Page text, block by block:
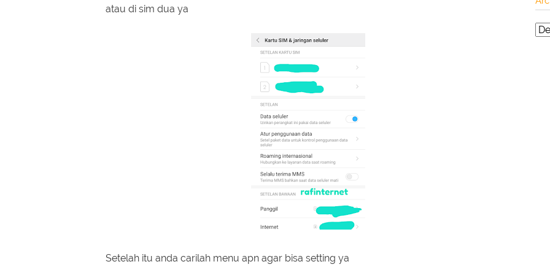
atau di sim dua ya
Setelah itu anda carilah menu apn agar bisa setting ya